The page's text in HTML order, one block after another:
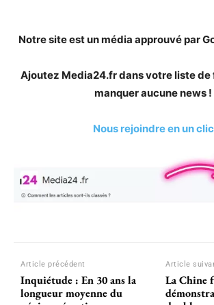
Notre site est un média approuvé par
Ajoutez Media24.fr dans votre liste de
manquer aucune news !
Nous rejoindre en un clic
Article précédent
Inquiétude : En 30 ans la
longueur moyenne du
Article
La Chine